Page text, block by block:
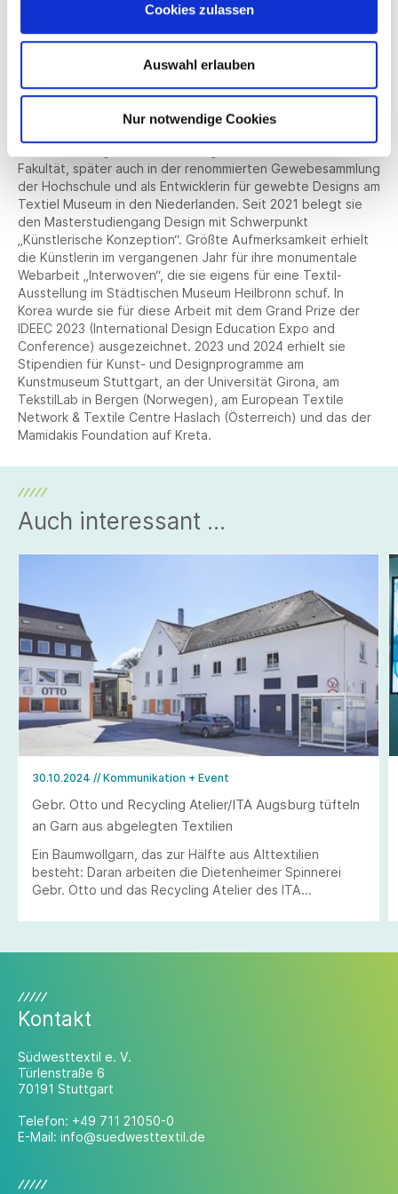
Cookies zulassen
Auswahl erlauben
Nur notwendige Cookies
derzeitigen Studienschwerpunkt „Künstlerische Konzeption“
lernt sie außerdem, zielgerichtet gestalterische Projekte zu
realisieren und zu präsentieren. Das Kreta-Projekt dürfte ihr
dafür wohl ein „Ausgezeichnet“ verleihen.
Katerina Nakou studierte Fashion and Textile Design an der
Hochschule Reutlingen (2017-2021). Die Inspiration für das
Fakultät, später auch in der renommierten Gewebesammlung
der Hochschule und als Entwicklerin für gewebte Designs am
Textiel Museum in den Niederlanden. Seit 2021 belegt sie
den Masterstudiengang Design mit Schwerpunkt
„Künstlerische Konzeption“. Größte Aufmerksamkeit erhielt
die Künstlerin im vergangenen Jahr für ihre monumentale
Webarbeit „Interwoven“, die sie eigens für eine Textil-
Ausstellung im Städtischen Museum Heilbronn schuf. In
Korea wurde sie für diese Arbeit mit dem Grand Prize der
IDEEC 2023 (International Design Education Expo and
Conference) ausgezeichnet. 2023 und 2024 erhielt sie
Stipendien für Kunst- und Designprogramme am
Kunstmuseum Stuttgart, an der Universität Girona, am
TekstilLab in Bergen (Norwegen), am European Textile
Network & Textile Centre Haslach (Österreich) und das der
Mamidakis Foundation auf Kreta.
Auch interessant ...
30.10.2024 // Kommunikation + Event
Gebr. Otto und Recycling Atelier/ITA Augsburg tüfteln
an Garn aus abgelegten Textilien
Ein Baumwollgarn, das zur Hälfte aus Alttextilien
besteht: Daran arbeiten die Dietenheimer Spinnerei
Gebr. Otto und das Recycling Atelier des ITA
Kontakt
Südwesttextil e. V.
Türlenstraße 6
70191 Stuttgart
Telefon: +49 711 21050-0
E-Mail: info@suedwesttextil.de